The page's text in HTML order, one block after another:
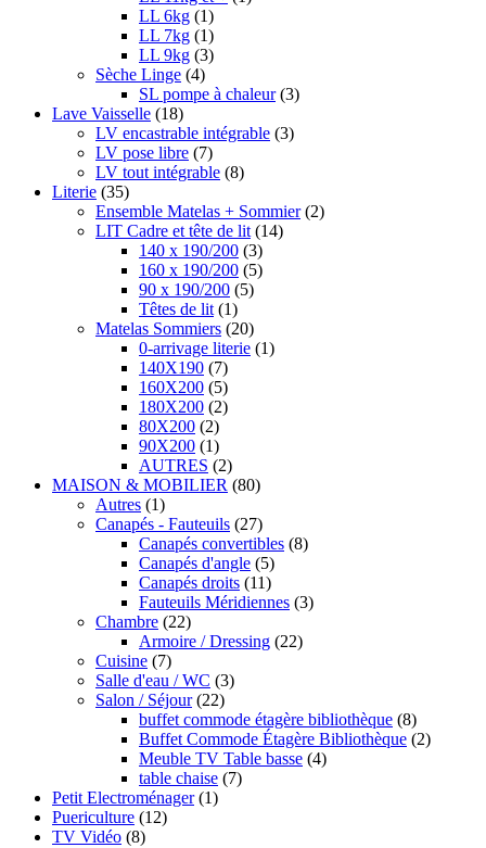
LL 6kg (1)
LL 7kg (1)
LL 9kg (3)
Sèche Linge (4)
SL pompe à chaleur (3)
Lave Vaisselle (18)
LV encastrable intégrable (3)
LV pose libre (7)
LV tout intégrable (8)
Literie (35)
Ensemble Matelas + Sommier (2)
LIT Cadre et tête de lit (14)
140 x 190/200 (3)
160 x 190/200 (5)
90 x 190/200 (5)
Têtes de lit (1)
Matelas Sommiers (20)
0-arrivage literie (1)
140X190 (7)
160X200 (5)
180X200 (2)
80X200 (2)
90X200 (1)
AUTRES (2)
MAISON & MOBILIER (80)
Autres (1)
Canapés - Fauteuils (27)
Canapés convertibles (8)
Canapés d'angle (5)
Canapés droits (11)
Fauteuils Méridiennes (3)
Chambre (22)
Armoire / Dressing (22)
Cuisine (7)
Salle d'eau / WC (3)
Salon / Séjour (22)
buffet commode étagère bibliothèque (8)
Buffet Commode Étagère Bibliothèque (2)
Meuble TV Table basse (4)
table chaise (7)
Petit Electroménager (1)
Puericulture (12)
TV Vidéo (8)